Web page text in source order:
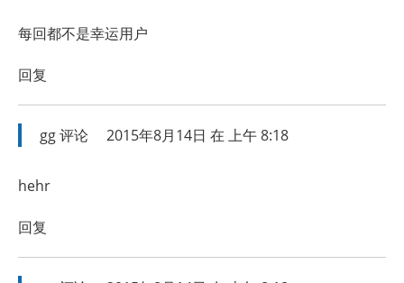
每回都不是幸运用户
回复
gg评论 2015年8月14日 在 上午 8:18
hehr
回复